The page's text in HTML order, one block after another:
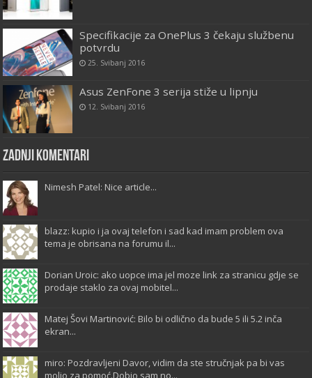
Specifikacije za OnePlus 3 čekaju službenu
potvrdu
25. Svibanj 2016
Asus ZenFone 3 serija stiže u lipnju
12. Svibanj 2016
Zadnji komentari
Nimesh Patel: Nice article...
blazz: kupio i ja ovaj telefon i sad kad imam problem ova
tema je obrisana na forumu il...
Dorian Uroic: ako uopce ima jel moze link za stranicu gdje se
prodaje staklo za ovaj mobitel...
Matej Šovi Martinović: Bilo bi odlično da bude 5 ili 5.2 inča
ekran...
miro: Pozdravljeni Davor, vidim da ste stručnjak pa bi vas
molio za pomoć.Dobio sam no...